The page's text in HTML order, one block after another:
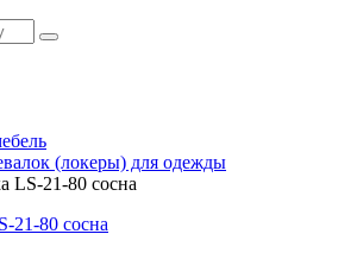
(локеры) для одежды
LS-21-80 сосна